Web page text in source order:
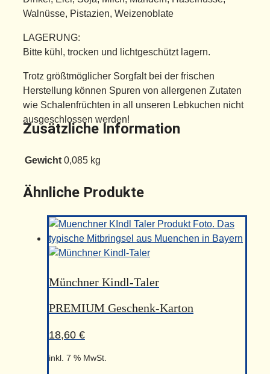
Walnüsse, Pistazien, Weizenoblate
LAGERUNG:
Bitte kühl, trocken und lichtgeschützt lagern.
Trotz größtmöglicher Sorgfalt bei der frischen
Herstellung können Spuren von allergenen Zutaten
wie Schalenfrüchten in all unseren Lebkuchen nicht
ausgeschlossen werden!
Zusätzliche Information
Gewicht 0,085 kg
Ähnliche Produkte
Münchner Kindl-Taler
PREMIUM Geschenk-Karton
18,60 €
inkl. 7 % MwSt.